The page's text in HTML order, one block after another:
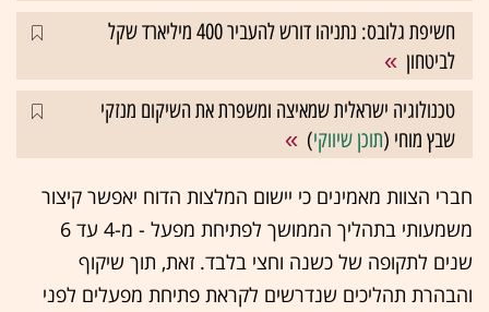
חשיפת גלובס: נתניהו דורש להעביר 400 מיליארד שקל
לביטחון
טכנולוגיה ישראלית שמאיצה ומשפרת את השיקום מנזקי
שבץ מוחי (תוכן שיווקי)
חברי הצוות מאמינים כי יישום המלצות הדוח יאפשר קיצור
משמעותי בתהליך הממושך לפתיחת מפעל - מ-4 עד 6
שנים לתקופה של כשנה וחצי בלבד. זאת, תוך שיקוף
והבהרת תהליכים שנדרשים לקראת פתיחת מפעלים לפני